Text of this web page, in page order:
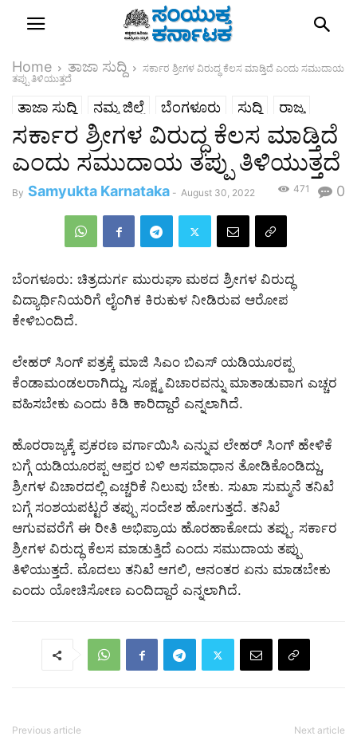
Home ತಾಜಾ ಸುದ್ದಿ
ಸರ್ಕಾರ ಶ್ರೀಗಳ ವಿರುದ್ಧ ಕೆಲಸ ಮಾಡ್ತಿದೆ ಎಂದು ಸಮುದಾಯ
‌ತಪ್ಪು‌ ತಿಳಿಯುತ್ತದೆ
ತಾಜಾ ಸುದ್ದಿ ನಮ್ಮ ಜಿಲ್ಲೆ ಬೆಂಗಳೂರು ಸುದ್ದಿ ರಾಜ್ಯ
ಸರ್ಕಾರ ಶ್ರೀಗಳ ವಿರುದ್ಧ ಕೆಲಸ ಮಾಡ್ತಿದೆ
ಎಂದು ಸಮುದಾಯ ‌ತಪ್ಪು‌ ತಿಳಿಯುತ್ತದೆ
By Samyukta Karnataka - August 30, 2022 0
471
ಬೆಂಗಳೂರು: ಚಿತ್ರದುರ್ಗ ಮುರುಘಾ ಮಠದ ಶ್ರೀಗಳ ವಿರುದ್ಧ
ವಿದ್ಯಾರ್ಥಿನಿಯರಿಗೆ ಲೈಂಗಿಕ ಕಿರುಕುಳ ನೀಡಿರುವ ಆರೋಪ
ಕೇಳಿಬಂದಿದೆ.
ಲೇಹರ್ ಸಿಂಗ್ ಪತ್ರಕ್ಕೆ ಮಾಜಿ ಸಿಎಂ ಬಿ‌ಎಸ್ ಯಡಿಯೂರಪ್ಪ
‌ಕೆಂಡಾಮಂಡಲರಾಗಿದ್ದು, ಸೂಕ್ಷ್ಮ ವಿಚಾರವನ್ನು ಮಾತಾಡುವಾಗ ಎಚ್ಚರ
ವಹಿಸಬೇಕು ‌ಎಂದು ಕಿಡಿ ಕಾರಿದ್ದಾರೆ ಎನ್ನಲಾಗಿದೆ.
ಹೊರರಾಜ್ಯಕ್ಕೆ ಪ್ರಕರಣ ವರ್ಗಾಯಿಸಿ ಎನ್ನುವ ಲೇಹರ್ ಸಿಂಗ್ ಹೇಳಿಕೆ
ಬಗ್ಗೆ ಯಡಿಯೂರಪ್ಪ ಆಪ್ತರ ಬಳಿ ಅಸಮಾಧಾನ ತೋಡಿಕೊಂಡಿದ್ದು,
ಶ್ರೀಗಳ ವಿಚಾರದಲ್ಲಿ ಎಚ್ಚರಿಕೆ ನಿಲುವು ಬೇಕು. ಸುಖಾ ಸುಮ್ಮನೆ‌ ತನಿಖೆ
ಬಗ್ಗೆ ಸಂಶಯಪಟ್ಟರೆ ತಪ್ಪು ‌ಸಂದೇಶ ಹೋಗುತ್ತದೆ. ತನಿಖೆ‌
ಆಗುವವರೆಗೆ ಈ ರೀತಿ ಅಭಿಪ್ರಾಯ ಹೊರಹಾಕೋದು ತಪ್ಪು. ಸರ್ಕಾರ
ಶ್ರೀಗಳ ವಿರುದ್ಧ ಕೆಲಸ ಮಾಡುತ್ತಿದೆ‌ ಎಂದು ಸಮುದಾಯ ತಪ್ಪು‌
ತಿಳಿಯುತ್ತದೆ.‌ ಮೊದಲು ‌ತನಿಖೆ ಆಗಲಿ, ಆನಂತರ ಏನು ಮಾಡಬೇಕು
ಎಂದು ಯೋಚಿಸೋಣ ಎಂದಿದ್ದಾರೆ ಎನ್ನಲಾಗಿದೆ.
Previous article Next article